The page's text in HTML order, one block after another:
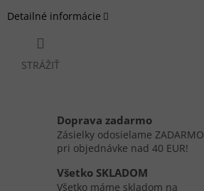
Detailné informácie
STRÁŽIŤ
Doprava zadarmo
Zásielky odosielame ZADARMO
pri objednávke nad 40 EUR!
Všetko SKLADOM
Všetko máme skladom na